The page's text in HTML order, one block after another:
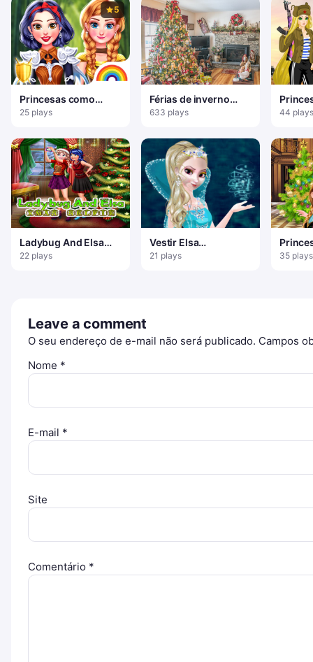
5
Princesas como
antigas guerreiras
25 plays
Férias de inverno
Encontre 100 flocos
633 plays 44 plays
Ladybug And Elsa
Xmas Selfie
22 plays
Vestir Elsa
Congelada
21 plays 35 plays
Leave a comment
O seu endereço de e-mail não será publicado. Campos
Nome *
E-mail *
Site
Comentário *